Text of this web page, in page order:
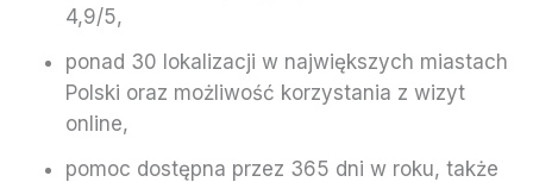
4,9/5,
ponad 30 lokalizacji w największych miastach
Polski oraz możliwość korzystania z wizyt
online,
pomoc dostępna przez 365 dni w roku, także